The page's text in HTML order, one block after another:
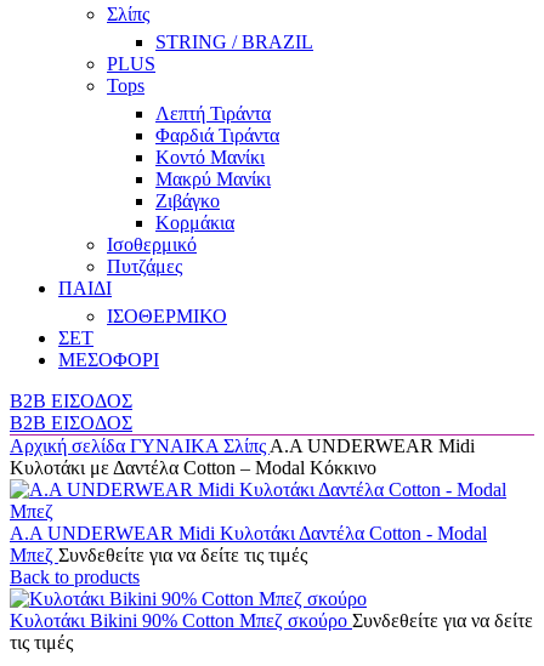
Σλίπς
STRING / BRAZIL
PLUS
Tops
Λεπτή Τιράντα
Φαρδιά Τιράντα
Κοντό Μανίκι
Μακρύ Μανίκι
Ζιβάγκο
Κορμάκια
Ισοθερμικό
Πυτζάμες
ΠΑΙΔΙ
ΙΣΟΘΕΡΜΙΚΟ
ΣΕΤ
ΜΕΣΟΦΟΡΙ
B2B ΕΙΣΟΔΟΣ
B2B ΕΙΣΟΔΟΣ
Αρχική σελίδα ΓΥΝΑΙΚΑ Σλίπς Α.A UNDERWEAR Midi
Κυλοτάκι με Δαντέλα Cotton – Modal Κόκκινο
Α.A UNDERWEAR Midi Κυλοτάκι Δαντέλα Cotton - Modal
Μπεζ Συνδεθείτε για να δείτε τις τιμές
Back to products
Κυλοτάκι Bikini 90% Cotton Μπεζ σκούρο Συνδεθείτε για να δείτε
τις τιμές